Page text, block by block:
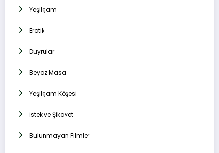
Yeşilçam
Erotik
Duyrular
Beyaz Masa
Yeşilçam Köşesi
İstek ve Şikayet
Bulunmayan Filmler